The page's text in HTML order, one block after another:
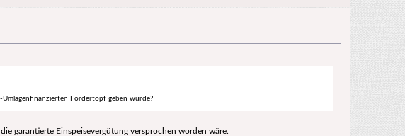
Umlagenfinanzierten Fördertopf geben würde?
garantierte Einspeisevergütung versprochen worden wäre.